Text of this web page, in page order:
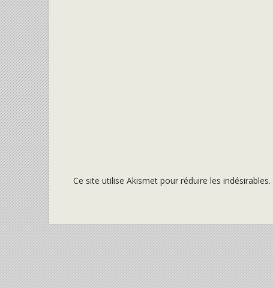
Ce site utilise Akismet pour réduire les indésirables.